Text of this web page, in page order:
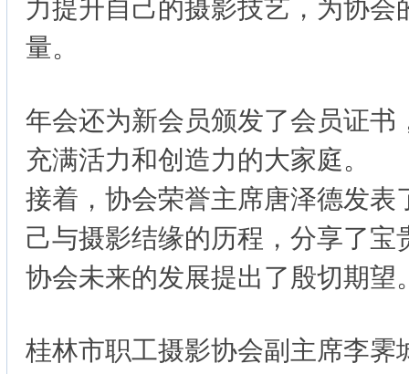
力提升自己的摄影技艺，为协会
量。
年会还为新会员颁发了会员证书
充满活力和创造力的大家庭。
接着，协会荣誉主席唐泽德发表
己与摄影结缘的历程，分享了宝
协会未来的发展提出了殷切期望
桂林市职工摄影协会副主席李霁